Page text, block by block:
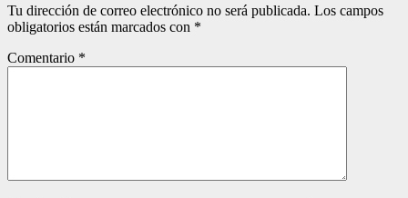
Tu dirección de correo electrónico no será publicada. Los campos
obligatorios están marcados con *
Comentario *